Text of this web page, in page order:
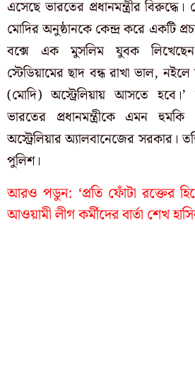
এসেছে ভারতের প্রধানমন্ত্রীর
মোদির অনুষ্ঠানকে কেন্দ্র করে একটি
বক্সে এক মুসলিম যুবক লিখেছেন,
স্টেডিয়ামের ছাদ বন্ধ রাখা ভাল,
(মোদি) অস্ট্রেলিয়ায় আসতে
ভারতের প্রধানমন্ত্রীকে এমন
অস্ট্রেলিয়ার অ্যালবানেজের সরকার।
পুলিশ।
আরও পডুন: ‘প্রতি ফোঁটা রক্তের
আওয়ামী লীগ কর্মীদের বার্তা শেখ